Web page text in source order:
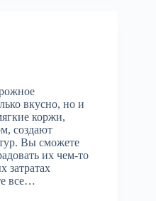
вкусно, но и
коржи,
создают
Вы сможете
их чем-то
затратах
все…